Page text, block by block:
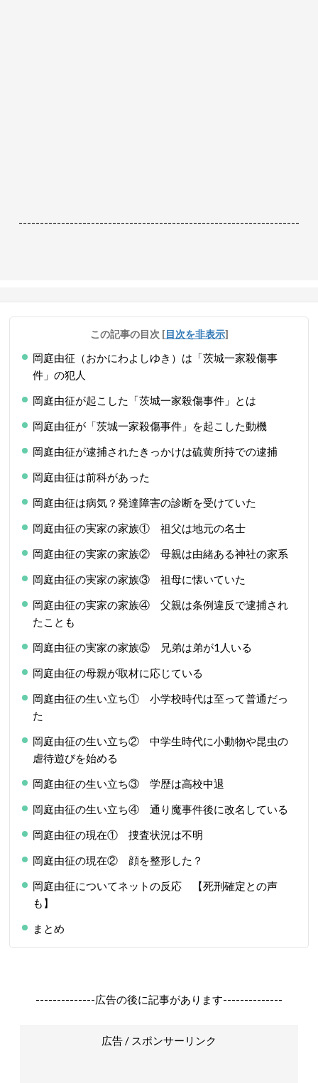
------------------------------------------------------------------
この記事の目次 [目次を非表示]
岡庭由征（おかにわよしゆき）は「茨城一家殺傷事
件」の犯人
岡庭由征が起こした「茨城一家殺傷事件」とは
岡庭由征が「茨城一家殺傷事件」を起こした動機
岡庭由征が逮捕されたきっかけは硫黄所持での逮捕
岡庭由征は前科があった
岡庭由征は病気？発達障害の診断を受けていた
岡庭由征の実家の家族① 祖父は地元の名士
岡庭由征の実家の家族② 母親は由緒ある神社の家系
岡庭由征の実家の家族③ 祖母に懐いていた
岡庭由征の実家の家族④ 父親は条例違反で逮捕され
たことも
岡庭由征の実家の家族⑤ 兄弟は弟が1人いる
岡庭由征の母親が取材に応じている
岡庭由征の生い立ち① 小学校時代は至って普通だっ
た
岡庭由征の生い立ち② 中学生時代に小動物や昆虫の
虐待遊びを始める
岡庭由征の生い立ち③ 学歴は高校中退
岡庭由征の生い立ち④ 通り魔事件後に改名している
岡庭由征の現在① 捜査状況は不明
岡庭由征の現在② 顔を整形した？
岡庭由征についてネットの反応 【死刑確定との声
も】
まとめ
--------------広告の後に記事があります--------------
広告 / スポンサーリンク